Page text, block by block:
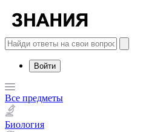
Войти
Все предметы
Биология